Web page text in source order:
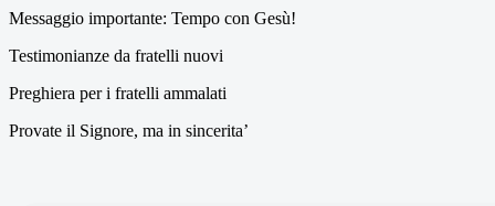
Messaggio importante: Tempo con Gesù!
Testimonianze da fratelli nuovi
Preghiera per i fratelli ammalati
Provate il Signore, ma in sincerita’